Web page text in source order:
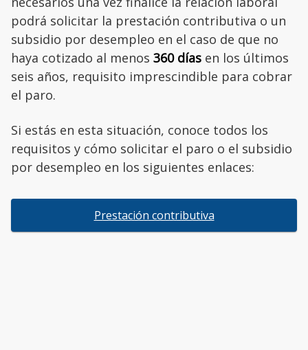
podrá solicitar la prestación contributiva o un
subsidio por desempleo en el caso de que no
haya cotizado al menos 360 días en los últimos
seis años, requisito imprescindible para cobrar
el paro.
Si estás en esta situación, conoce todos los
requisitos y cómo solicitar el paro o el subsidio
por desempleo en los siguientes enlaces:
Prestación contributiva